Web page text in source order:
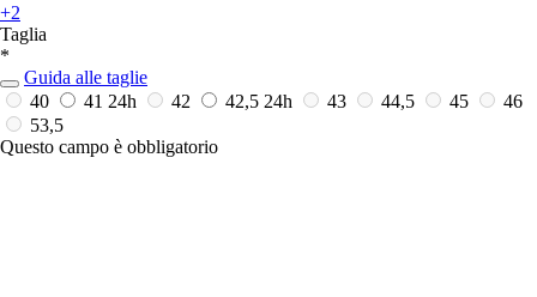
+2
Taglia
*
Guida alle taglie
40
41 24h 42 42,5 24h 43 44,5 45
46
53,5
Questo campo è obbligatorio